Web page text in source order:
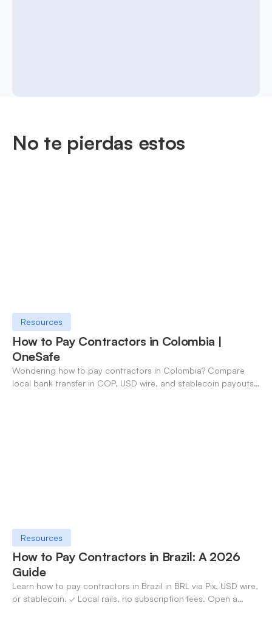
No te pierdas estos
Resources
How to Pay Contractors in Colombia |
OneSafe
Wondering how to pay contractors in Colombia? Compare
local bank transfer in COP, USD wire, and stablecoin payouts.
Resources
How to Pay Contractors in Brazil: A 2026
Guide
Learn how to pay contractors in Brazil in BRL via Pix, USD wire,
or stablecoin. ✓ Local rails, no subscription fees. Open a